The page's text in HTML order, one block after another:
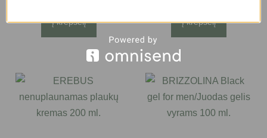
Į krepšelį Į krepšelį